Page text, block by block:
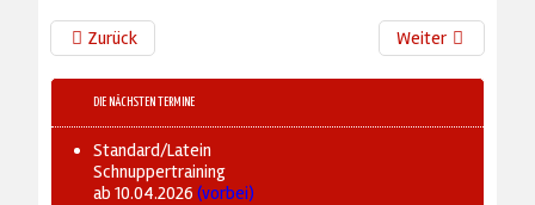
Zurück Weiter
DIE NÄCHSTEN TERMINE
Standard/Latein
Schnuppertraining
ab 10.04.2026(vorbei)